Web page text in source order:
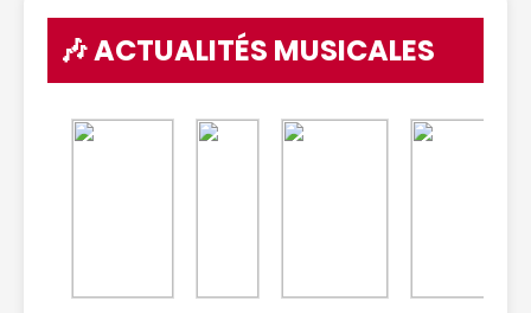
🎶 ACTUALITÉS MUSICALES